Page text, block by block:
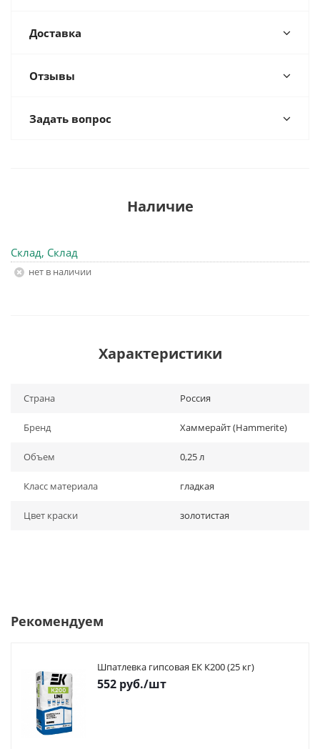
Доставка
Отзывы
Задать вопрос
Наличие
Склад, Склад
Нет в наличии
Характеристики
Страна Россия
Бренд Хаммерайт (Hammerite)
Объем 0,25 л
Класс материала гладкая
Цвет краски золотистая
Рекомендуем
Шпатлевка гипсовая ЕК К200 (25 кг)
552 руб./шт